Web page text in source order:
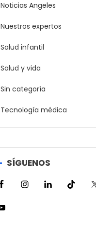
Noticias Angeles
Nuestros expertos
Salud infantil
Salud y vida
Sin categoría
Tecnología médica
SÍGUENOS